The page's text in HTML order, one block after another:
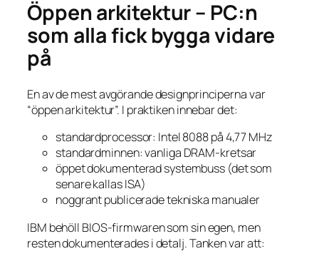
Öppen arkitektur – PC:n
som alla fick bygga vidare
på
En av de mest avgörande designprinciperna var
“öppen arkitektur”. I praktiken innebar det:
standardprocessor: Intel 8088 på 4,77 MHz
standardminnen: vanliga DRAM-kretsar
öppet dokumenterad systembuss (det som
senare kallas ISA)
noggrant publicerade tekniska manualer
IBM behöll BIOS-firmwaren som sin egen, men
resten dokumenterades i detalj. Tanken var att: